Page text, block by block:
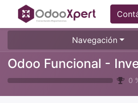
Navegación
Odoo Funcional -
0